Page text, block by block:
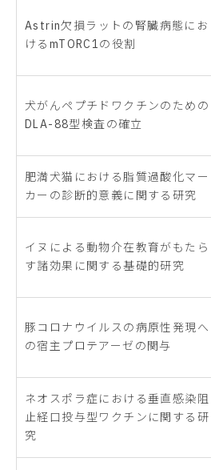
Astrin欠損ラットの腎臓病態にお
けるmTORC1の役割
犬がんペプチドワクチンのための
DLA-88型検査の確立
肥満犬猫における脂質過酸化マー
カーの診断的意義に関する研究
イヌによる動物介在教育がもたら
す諸効果に関する基礎的研究
豚コロナウイルスの病原性発現へ
の宿主プロテアーゼの関与
ネオスポラ症における垂直感染阻
止経口投与型ワクチンに関する研
究